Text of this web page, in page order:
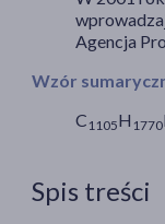
Agencja
Wzór
C 1105H 1770
Spis treści